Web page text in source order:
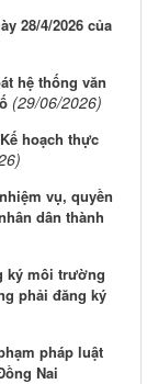
28/4/2026 của
hệ thống văn
(29/06/2026)
hoạch thực
vụ, quyền
dân thành
ký môi trường
phải đăng ký
pháp luật
Nai